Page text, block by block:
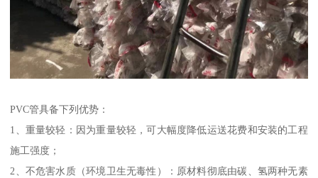
PVC管具备下列优势：
1、重量较轻：因为重量较轻，可大幅度降低运送花费和安装的工程
施工强度；
2、不危害水质（环境卫生无毒性）：原材料彻底由碳、氢两种无素